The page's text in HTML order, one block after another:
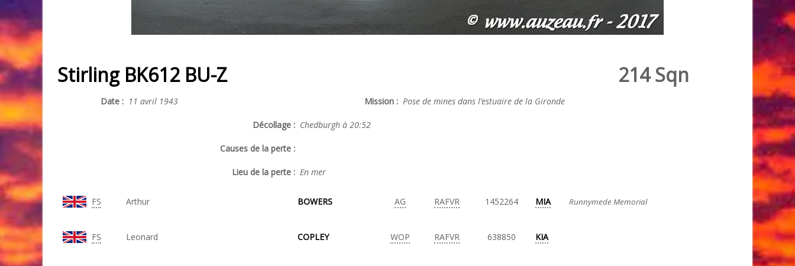
Stirling BK612 BU-Z 214 Sqn
Date : 11 avril 1943 Mission : Pose de mines dans l’estuaire de la Gironde
Décollage : Chedburgh à 20:52
Causes de la perte :
Lieu de la perte : En mer
FS Arthur BOWERS AG RAFVR 1452264 MIA Runnymede Memorial
FS Leonard COPLEY WOP RAFVR 638850 KIA